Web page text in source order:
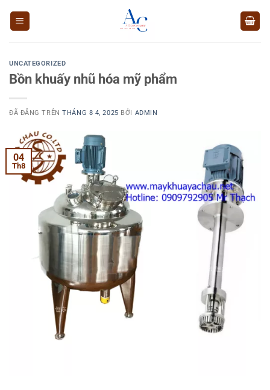
UNCATEGORIZED
Bồn khuấy nhũ hóa mỹ phẩm
ĐÃ ĐĂNG TRÊNTHÁNG 8 4, 2025 BỞI ADMIN
04
Th8